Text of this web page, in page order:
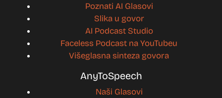
Poznati AI Glasovi
Slika u govor
AI Podcast Studio
Faceless Podcast na YouTubeu
Višeglasna sinteza govora
AnyToSpeech
Naši Glasovi